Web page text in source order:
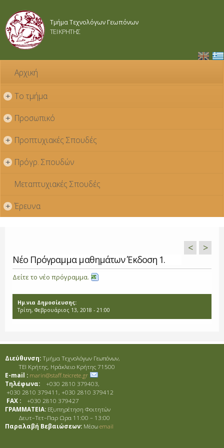
κυρίως
Τμήμα Τεχνολόγων Γεωπόνων
ΤΕΙ ΚΡΗΤΗΣ
Αρχική
+ Το τμήμα
+ Προσωπικό
+ Προπτυχιακές Σπουδές
+ Πρόγρ. Σπουδών
Μεταπτυχιακές Σπουδές
+ Έρευνα
Νέο Πρόγραμμα μαθημάτων Έκδοση 1.
< >
Δείτε το νέο πρόγραμμα.
Ημ.νια Δημοσίευσης:
Τρίτη, Φεβρουάριος 13, 2018 - 21:00
Διεύθυνση:Τμήμα Τεχνολόγων Γεωπόνων,
ΤΕΙ Κρήτης, Ηράκλειο Κρήτης 71500
E-mail : marin@staff.teicrete.gr
Τηλέφωνα: +030 2810 379403,
+030 2810 379411, +030 2810 379412
FAX : +030 2810 379427
ΓΡΑΜΜΑΤΕΙΑ: Εξυπηρέτηση Φοιτητών
Δευτ–Τετ–Παρ Ωρα 11:00 – 13:00
Παραλαβή Βεβαιώσεων: Μέσωemail